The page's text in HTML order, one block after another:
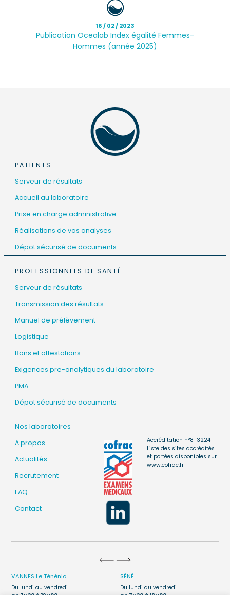
16 / 02 / 2023
Publication Ocealab Index égalité Femmes-
Hommes (année 2025)
PATIENTS
Serveur de résultats
Accueil au laboratoire
Prise en charge administrative
Réalisations de vos analyses
Dépot sécurisé de documents
PROFESSIONNELS DE SANTÉ
Serveur de résultats
Transmission des résultats
Manuel de prélèvement
Logistique
Bons et attestations
Exigences pre-analytiques du laboratoire
PMA
Dépot sécurisé de documents
Nos laboratoires
A propos
Actualités
Recrutement
FAQ
Contact
Accréditation n°8-3224
Liste des sites accrédités
et portées disponibles sur
www.cofrac.fr
VANNES Le Ténénio
Du lundi au vendredi
De 7H30 à 19H00
SÉNÉ
Du lundi au vendredi
De 7H30 à 18H00